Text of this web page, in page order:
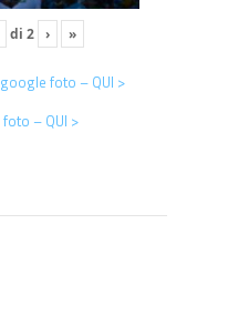
di 2 › »
foto – QUI >
– QUI >